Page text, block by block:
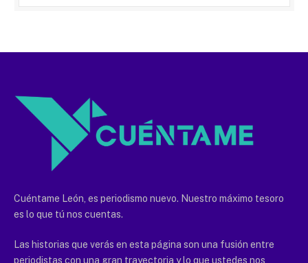
Cuéntame León, es periodismo nuevo. Nuestro máximo tesoro
es lo que tú nos cuentas.
Las historias que verás en esta página son una fusión entre
periodistas con una gran trayectoria y lo que ustedes nos